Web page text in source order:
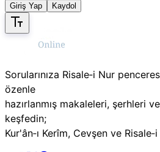
Giriş Yap Kaydol
Sorularınıza Risale‑i Nur
özenle
hazırlanmış makaleleri, şerhleri
keşfedin;
Kur'ân‑ı Kerîm, Cevşen ve